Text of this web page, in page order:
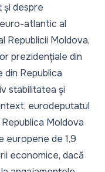
și despre
atlantic al
Republicii Moldova,
prezidențiale din
din Republica
stabilitatea și
eurodeputatul
Republica Moldova
europene de 1,9
economice, dacă